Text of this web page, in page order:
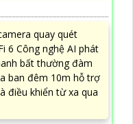
quay quét
6 Công nghệ AI phát
bất thường đàm
ban đêm 10m hỗ trợ
điều khiển từ xa qua